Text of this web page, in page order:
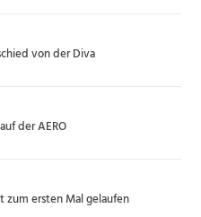
von der Diva
der AERO
zum ersten Mal gelaufen